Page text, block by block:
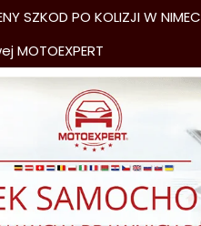
PO KOLIZJI W